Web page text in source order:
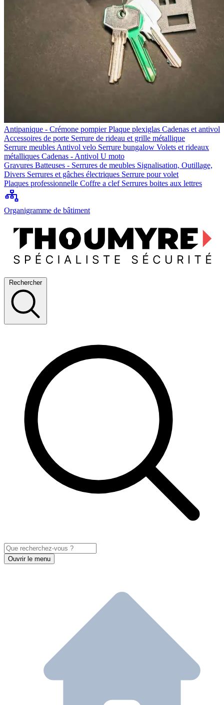
Antipanique - Crémone pompierPlaque plexiglas Cadenas et antivol
Accessoires de porte Serrure de rideau et grille métallique
Serrure meubles Antivol velo Serrure bungalow Volets et rideaux
métalliques Cadenas - Antivol U moto
Gravures Batteuses - Serrures de meubles Signalisation, Outillage,
Divers Serrures et gâches électriques Serrure pour volet
Plaques professionnelle Coffre a clef Serrures boites aux lettres
Organigramme de bâtiment
Rechercher
Ouvrir le menu